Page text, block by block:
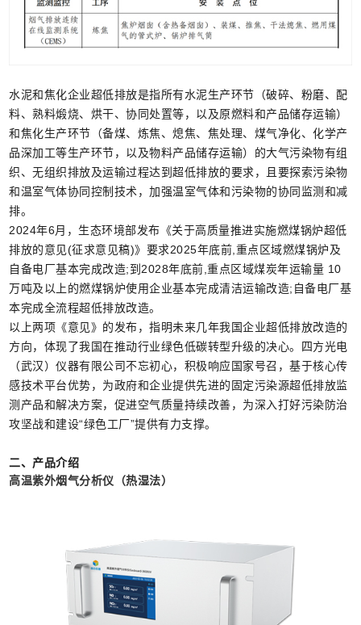
水泥和焦化企业超低排放是指所有水泥生产环节（破碎、粉磨、配
料、熟料煅烧、烘干、协同处置等，以及原燃料和产品储存运输）
和焦化生产环节（备煤、炼焦、熄焦、焦处理、煤气净化、化学产
品深加工等生产环节，以及物料产品储存运输）的大气污染物有组
织、无组织排放及运输过程达到超低排放的要求，且要探索污染物
和温室气体协同控制技术，加强温室气体和污染物的协同监测和减
排。
2024年6月，生态环境部发布《关于高质量推进实施燃煤锅炉超低
排放的意见(征求意见稿)》要求2025年底前,重点区域燃煤锅炉及
自备电厂基本完成改造;到2028年底前,重点区域煤炭年运输量 10
万吨及以上的燃煤锅炉使用企业基本完成清洁运输改造;自备电厂基
本完成全流程超低排放改造。
以上两项《意见》的发布，指明未来几年我国企业超低排放改造的
方向，体现了我国在推动行业绿色低碳转型升级的决心。四方光电
（武汉）仪器有限公司不忘初心，积极响应国家号召，基于核心传
感技术平台优势，为政府和企业提供先进的固定污染源超低排放监
测产品和解决方案，促进空气质量持续改善，为深入打好污染防治
攻坚战和建设“绿色工厂”提供有力支撑。
二、产品介绍
高温紫外烟气分析仪 （热湿法）